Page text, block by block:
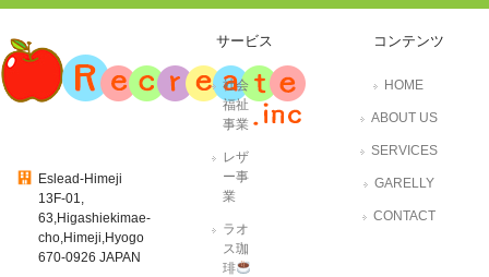
Eslead-Himeji
13F-01,
63,Higashiekimae-
cho,Himeji,Hyogo
670-0926 JAPAN
サービス
社会
福祉
事業
レザ
ー事
業
ラオ
ス珈
琲
コンテンツ
HOME
ABOUT US
SERVICES
GARELLY
CONTACT